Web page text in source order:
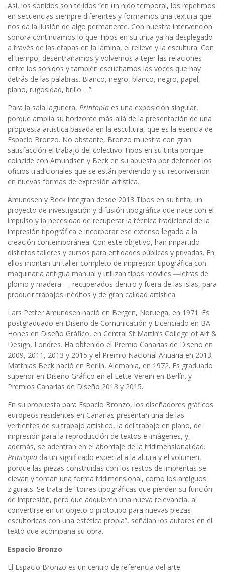
Así, los sonidos son tejidos “en un nido temporal, los repetimos
en secuencias siempre diferentes y formamos una textura que
nos da la ilusión de algo permanente. Con nuestra intervención
sonora continuamos lo que Tipos en su tinta ya ha desplegado
a través de las etapas en la lámina, el relieve y la escultura. Con
el tiempo, desentrañamos y volvemos a tejer las relaciones
entre los sonidos y también escuchamos las voces que hay
detrás de las palabras. Blanco, negro, blanco, negro, papel,
plano, rugosidad, brillo …”.
Para la sala lagunera, Printopia es una exposición singular,
porque amplía su horizonte más allá de la presentación de una
propuesta artística basada en la escultura, que es la esencia de
Espacio Bronzo. No obstante, Bronzo muestra con gran
satisfacción el trabajo del colectivo Tipos en su tinta porque
coincide con Amundsen y Beck en su apuesta por defender los
oficios tradicionales que se están perdiendo y su reconversión
en nuevas formas de expresión artística.
Amundsen y Beck integran desde 2013 Tipos en su tinta, un
proyecto de investigación y difusión tipográfica que nace con el
impulso y la necesidad de recuperar la técnica tradicional de la
impresión tipográfica e incorporar ese extenso legado a la
creación contemporánea. Con este objetivo, han impartido
distintos talleres y cursos para entidades públicas y privadas. En
ellos montan un taller completo de impresión tipográfica con
maquinaría antigua manual y utilizan tipos móviles ―letras de
plomo y madera―, recuperados dentro y fuera de las islas, para
producir trabajos inéditos y de gran calidad artística.
Lars Petter Amundsen nació en Bergen, Noruega, en 1971. Es
postgraduado en Diseño de Comunicación y Licenciado en BA
Hones en Diseño Gráfico, en Central St Martin’s College of Art &
Design, Londres. Ha obtenido el Premio Canarias de Diseño en
2009, 2011, 2013 y 2015 y el Premio Nacional Anuaria en 2013.
Matthias Beck nació en Berlín, Alemania, en 1972. Es graduado
superior en Diseño Gráfico en el Lette-Verein en Berlín. y
Premios Canarias de Diseño 2013 y 2015.
En su propuesta para Espacio Bronzo, los diseñadores gráficos
europeos residentes en Canarias presentan una de las
vertientes de su trabajo artístico, la del trabajo en plano, de
impresión para la reproducción de textos e imágenes, y,
además, se adentran en el abordaje de la tridimensionalidad.
Printopia da un significado especial a la altura y el volumen,
porque las piezas construidas con los restos de imprentas se
elevan y toman una forma tridimensional, como los antiguos
zigurats. Se trata de “torres tipográficas que pierden su función
de impresión, pero que adquieren una nueva relevancia, al
convertirse en un objeto o prototipo para nuevas piezas
escultóricas con una estética propia”, señalan los autores en el
texto que acompaña su obra.
Espacio Bronzo
El Espacio Bronzo es un centro de referencia del arte